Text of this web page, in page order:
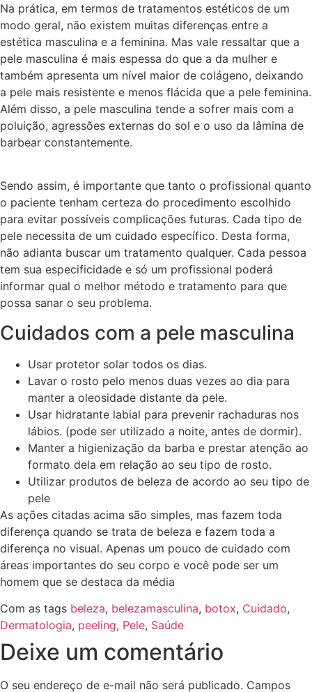
Na prática, em termos de tratamentos estéticos de um
modo geral, não existem muitas diferenças entre a
estética masculina e a feminina. Mas vale ressaltar que a
pele masculina é mais espessa do que a da mulher e
também apresenta um nível maior de colágeno, deixando
a pele mais resistente e menos flácida que a pele feminina.
Além disso, a pele masculina tende a sofrer mais com a
poluição, agressões externas do sol e o uso da lâmina de
barbear constantemente.
Sendo assim, é importante que tanto o profissional quanto
o paciente tenham certeza do procedimento escolhido
para evitar possíveis complicações futuras. Cada tipo de
pele necessita de um cuidado específico. Desta forma,
não adianta buscar um tratamento qualquer. Cada pessoa
tem sua especificidade e só um profissional poderá
informar qual o melhor método e tratamento para que
possa sanar o seu problema.
Cuidados com a pele masculina
Usar protetor solar todos os dias.
Lavar o rosto pelo menos duas vezes ao dia para
manter a oleosidade distante da pele.
Usar hidratante labial para prevenir rachaduras nos
lábios. (pode ser utilizado a noite, antes de dormir).
Manter a higienização da barba e prestar atenção ao
formato dela em relação ao seu tipo de rosto.
Utilizar produtos de beleza de acordo ao seu tipo de
pele
As ações citadas acima são simples, mas fazem toda
diferença quando se trata de beleza e fazem toda a
diferença no visual. Apenas um pouco de cuidado com
áreas importantes do seu corpo e você pode ser um
homem que se destaca da média
Com as tags beleza, belezamasculina, botox, Cuidado,
Dermatologia, peeling, Pele, Saúde
Deixe um comentário
O seu endereço de e-mail não será publicado. Campos